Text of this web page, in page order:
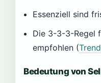
Essenziell sind
Die 3-3-3-Regel
empfohlen (
Bedeutung von